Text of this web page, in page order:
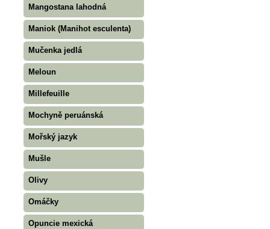
Mangostana lahodná
Maniok (Manihot esculenta)
Mučenka jedlá
Meloun
Millefeuille
Mochyně peruánská
Mořský jazyk
Mušle
Olivy
Omáčky
Opuncie mexická